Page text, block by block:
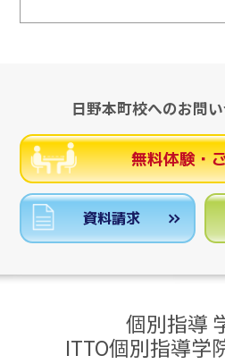
日野本町校へのお問
無料体験・
資料請求
個別指導
ITTO個別指導学